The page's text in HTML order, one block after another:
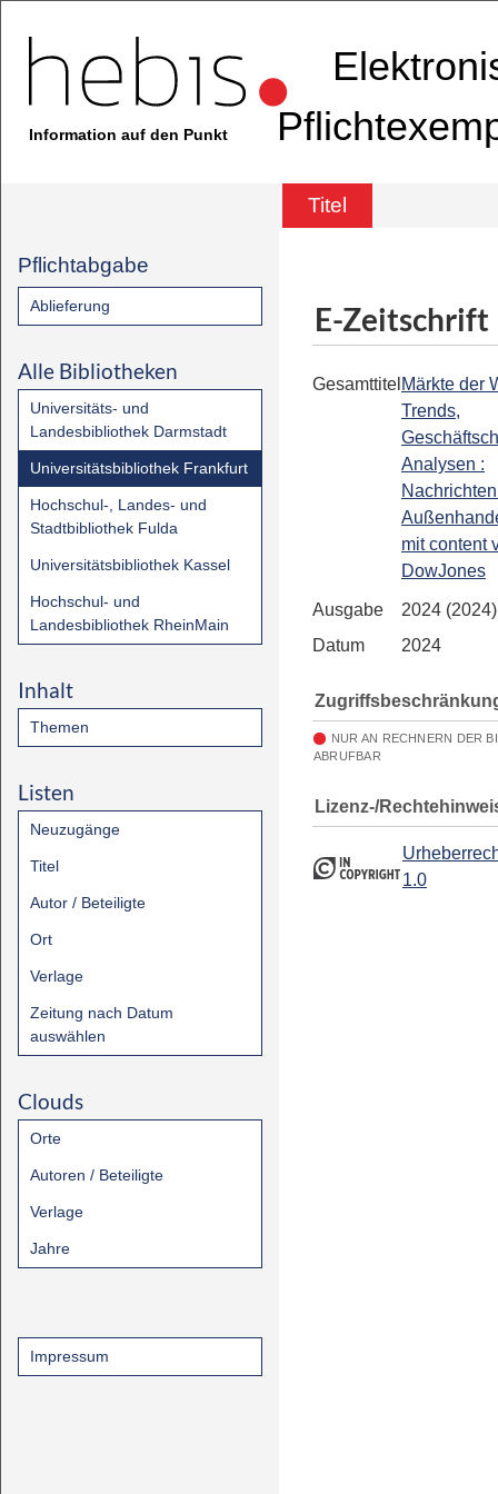
Information auf den Punkt
Titel
Pflichtabgabe
Ablieferung
Alle Bibliotheken
Universitäts- und
Landesbibliothek Darmstadt
Universitätsbibliothek Frankfurt
Hochschul-, Landes- und
Stadtbibliothek Fulda
Universitätsbibliothek Kassel
Hochschul- und
Landesbibliothek RheinMain
Inhalt
Themen
Listen
Neuzugänge
Titel
Autor / Beteiligte
Ort
Verlage
Zeitung nach Datum
auswählen
Clouds
Orte
Autoren / Beteiligte
Verlage
Jahre
Impressum
E-Zeitschrift
Gesamttitel Märkte der
Trends,
Analysen :
mit content
DowJones
Ausgabe
2024
Datum
2024
NUR AN RECHNERN DER
ABRUFBAR
Lizenz-/
1.0